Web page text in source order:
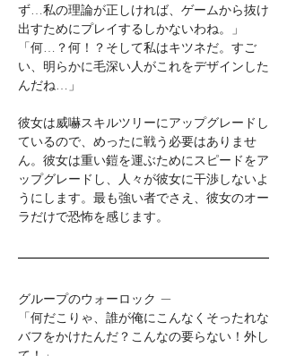
ず…私の理論が正しければ、ゲームから抜け
出すためにプレイするしかないわね。」
「何…？何！？そして私はキツネだ。すご
い、明らかに毛深い人がこれをデザインした
んだね…」
彼女は威嚇スキルツリーにアップグレードし
ているので、めったに戦う必要はありませ
ん。彼女は重い鎧を運ぶためにスピードをア
ップグレードし、人々が彼女に干渉しないよ
うにします。最も強い者でさえ、彼女のオー
ラだけで恐怖を感じます。
グループのウォーロック —
「何だこりゃ、誰が俺にこんなくそったれな
バフをかけたんだ？こんなの要らない！外し